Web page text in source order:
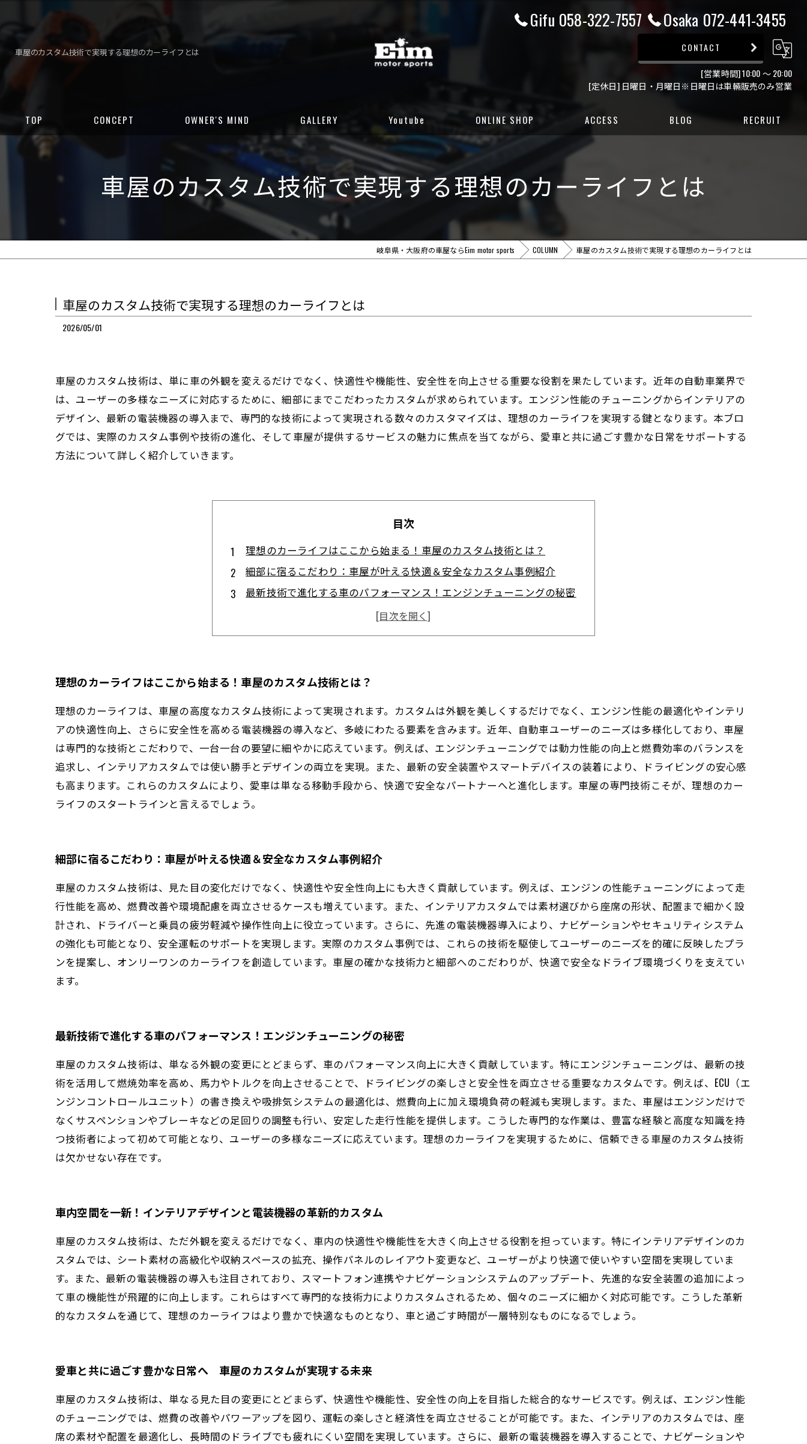
車屋のカスタム技術で実現する理想のカーライフとは
Gifu 058-322-7557 Osaka 072-441-3455
CONTACT
[営業時間] 10:00 ～ 20:00
[定休日] 日曜日・月曜日※日曜日は車輛販売のみ営業
TOP CONCEPT OWNER'S MIND GALLERY
CUSTOM GALLERY
STOCK CARS
DELIVERED CARS
Youtube ONLINE SHOP
岐阜店グーネット
大阪店カーセンサー
大阪店グーネット
ACCESS BLOG RECRUIT
車屋のカスタム技術で実現する理想のカーライフとは
岐阜県・大阪府の車屋ならEim motor sports COLUMN 車屋のカスタム技術で実現する理想のカーライフとは
車屋のカスタム技術で実現する理想のカーライフとは
2026/05/01
車屋のカスタム技術は、単に車の外観を変えるだけでなく、快適性や機能性、安全性を向上させる重要な役割を果たしています。近年の自動車業界で
は、ユーザーの多様なニーズに対応するために、細部にまでこだわったカスタムが求められています。エンジン性能のチューニングからインテリアの
デザイン、最新の電装機器の導入まで、専門的な技術によって実現される数々のカスタマイズは、理想のカーライフを実現する鍵となります。本ブロ
グでは、実際のカスタム事例や技術の進化、そして車屋が提供するサービスの魅力に焦点を当てながら、愛車と共に過ごす豊かな日常をサポートする
方法について詳しく紹介していきます。
目次
理想のカーライフはここから始まる！車屋のカスタム技術とは？
細部に宿るこだわり：車屋が叶える快適＆安全なカスタム事例紹介
最新技術で進化する車のパフォーマンス！エンジンチューニングの秘密
車内空間を一新！インテリアデザインと電装機器の革新的カスタム
愛車と共に過ごす豊かな日常へ 車屋のカスタムが実現する未来
なぜカスタムが重要？車の価値を高め、長く愛される秘訣をプロが語る
理想のカーライフはここから始まる！車屋のカスタム技術とは？
理想のカーライフは、車屋の高度なカスタム技術によって実現されます。カスタムは外観を美しくするだけでなく、エンジン性能の最適化やインテリ
アの快適性向上、さらに安全性を高める電装機器の導入など、多岐にわたる要素を含みます。近年、自動車ユーザーのニーズは多様化しており、車屋
は専門的な技術とこだわりで、一台一台の要望に細やかに応えています。例えば、エンジンチューニングでは動力性能の向上と燃費効率のバランスを
追求し、インテリアカスタムでは使い勝手とデザインの両立を実現。また、最新の安全装置やスマートデバイスの装着により、ドライビングの安心感
も高まります。これらのカスタムにより、愛車は単なる移動手段から、快適で安全なパートナーへと進化します。車屋の専門技術こそが、理想のカー
ライフのスタートラインと言えるでしょう。
細部に宿るこだわり：車屋が叶える快適＆安全なカスタム事例紹介
車屋のカスタム技術は、見た目の変化だけでなく、快適性や安全性向上にも大きく貢献しています。例えば、エンジンの性能チューニングによって走
行性能を高め、燃費改善や環境配慮を両立させるケースも増えています。また、インテリアカスタムでは素材選びから座席の形状、配置まで細かく設
計され、ドライバーと乗員の疲労軽減や操作性向上に役立っています。さらに、先進の電装機器導入により、ナビゲーションやセキュリティシステム
の強化も可能となり、安全運転のサポートを実現します。実際のカスタム事例では、これらの技術を駆使してユーザーのニーズを的確に反映したプラ
ンを提案し、オンリーワンのカーライフを創造しています。車屋の確かな技術力と細部へのこだわりが、快適で安全なドライブ環境づくりを支えてい
ます。
最新技術で進化する車のパフォーマンス！エンジンチューニングの秘密
車屋のカスタム技術は、単なる外観の変更にとどまらず、車のパフォーマンス向上に大きく貢献しています。特にエンジンチューニングは、最新の技
術を活用して燃焼効率を高め、馬力やトルクを向上させることで、ドライビングの楽しさと安全性を両立させる重要なカスタムです。例えば、ECU（エ
ンジンコントロールユニット）の書き換えや吸排気システムの最適化は、燃費向上に加え環境負荷の軽減も実現します。また、車屋はエンジンだけで
なくサスペンションやブレーキなどの足回りの調整も行い、安定した走行性能を提供します。こうした専門的な作業は、豊富な経験と高度な知識を持
つ技術者によって初めて可能となり、ユーザーの多様なニーズに応えています。理想のカーライフを実現するために、信頼できる車屋のカスタム技術
は欠かせない存在です。
車内空間を一新！インテリアデザインと電装機器の革新的カスタム
車屋のカスタム技術は、ただ外観を変えるだけでなく、車内の快適性や機能性を大きく向上させる役割を担っています。特にインテリアデザインのカ
スタムでは、シート素材の高級化や収納スペースの拡充、操作パネルのレイアウト変更など、ユーザーがより快適で使いやすい空間を実現していま
す。また、最新の電装機器の導入も注目されており、スマートフォン連携やナビゲーションシステムのアップデート、先進的な安全装置の追加によっ
て車の機能性が飛躍的に向上します。これらはすべて専門的な技術力によりカスタムされるため、個々のニーズに細かく対応可能です。こうした革新
的なカスタムを通じて、理想のカーライフはより豊かで快適なものとなり、車と過ごす時間が一層特別なものになるでしょう。
愛車と共に過ごす豊かな日常へ 車屋のカスタムが実現する未来
車屋のカスタム技術は、単なる見た目の変更にとどまらず、快適性や機能性、安全性の向上を目指した総合的なサービスです。例えば、エンジン性能
のチューニングでは、燃費の改善やパワーアップを図り、運転の楽しさと経済性を両立させることが可能です。また、インテリアのカスタムでは、座
席の素材や配置を最適化し、長時間のドライブでも疲れにくい空間を実現しています。さらに、最新の電装機器を導入することで、ナビゲーションや